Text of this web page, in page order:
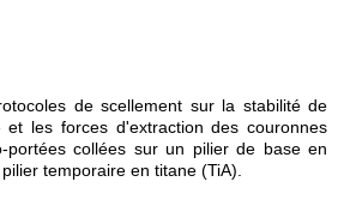
de scellement sur la stabilité de
et les forces d'extraction des couronnes
portées collées sur un pilier de base en
temporaire en titane (TiA).